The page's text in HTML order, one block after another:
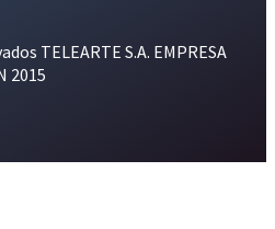
TELEARTE S.A. EMPRESA
2015